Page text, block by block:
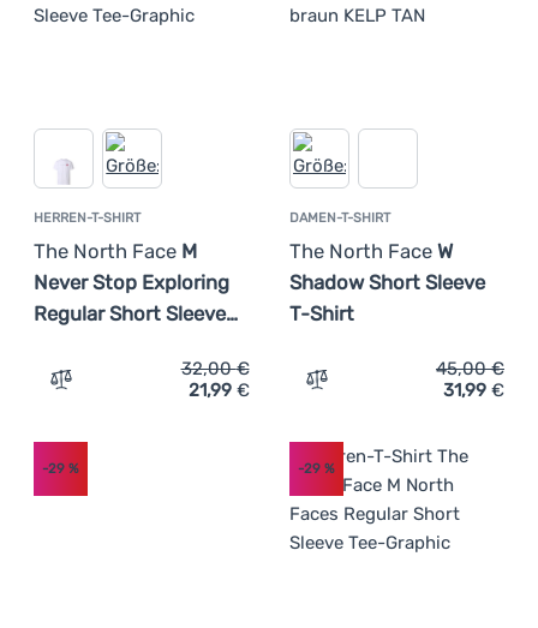
HERREN-T-SHIRT
The North Face M
Never Stop Exploring
Regular Short Sleeve…
Zum Vergleich 'Herren-T-Shirt The North Face M Never
32,00€
21,99 €
DAMEN-T-SHIRT
The North Face W
Shadow Short Sleeve
T-Shirt
Zum Vergleich 'Damen-T-
45,00€
31,99 €
-29 % -29%